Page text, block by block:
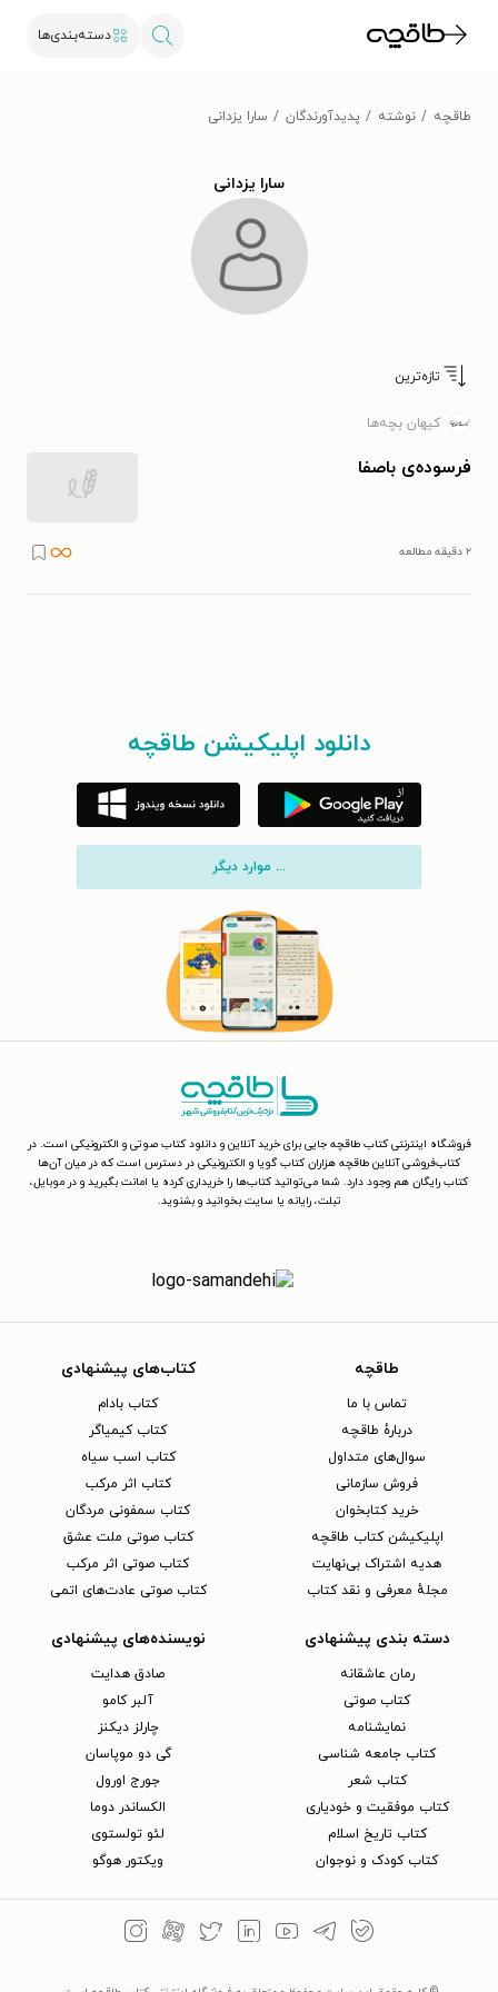
دسته‌بندی‌ها
طاقچه نوشته پدیدآورندگان سارا یزدانی
سارا یزدانی
تازه‌ترین
کیهان بچه‌ها
فرسوده‌ی ‌باصفا
۲ دقیقه مطالعه
دانلود اپلیکیشن طاقچه
... موارد دیگر
فروشگاه اینترنتی کتاب طاقچه جایی برای خرید آنلاین و دانلود کتاب صوتی و الکترونیکی است. در
کتاب‌فروشی آنلاین طاقچه هزاران کتاب گویا و الکترونیکی در دسترس است که در میان آن‌ها
کتاب رایگان هم وجود دارد. شما می‌توانید کتاب‌ها را خریداری کرده یا امانت بگیرید و در موبایل،
تبلت، رایانه یا سایت بخوانید و بشنوید.
طاقچه
تماس با ما
دربارهٔ طاقچه
سوال‌های متداول
فروش سازمانی
خرید کتابخوان
اپلیکیشن کتاب طاقچه
هدیه اشتراک بی‌نهایت
مجلهٔ معرفی و نقد کتاب
کتاب‌های پیشنهادی
کتاب بادام
کتاب کیمیاگر
کتاب اسب سیاه
کتاب اثر مرکب
کتاب سمفونی مردگان
کتاب صوتی ملت عشق
کتاب صوتی اثر مرکب
کتاب صوتی عادت‌های اتمی
دسته بندی پیشنهادی
رمان عاشقانه
کتاب‌ صوتی
نمایشنامه
کتاب جامعه شناسی
کتاب شعر
کتاب موفقیت و خودیاری
کتاب تاریخ اسلام
کتاب کودک و نوجوان
نویسنده‌های پیشنهادی
صادق هدایت
آلبر کامو
چارلز دیکنز
گی دو موپاسان
جورج اورول
الکساندر دوما
لئو تولستوی
ویکتور هوگو